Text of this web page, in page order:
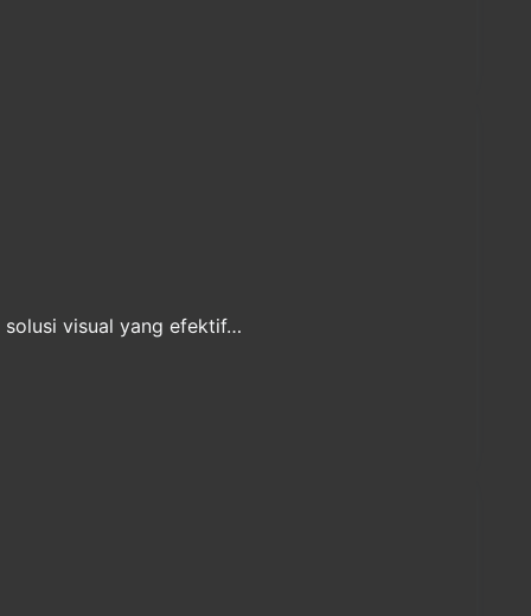
solusi visual yang efektif…